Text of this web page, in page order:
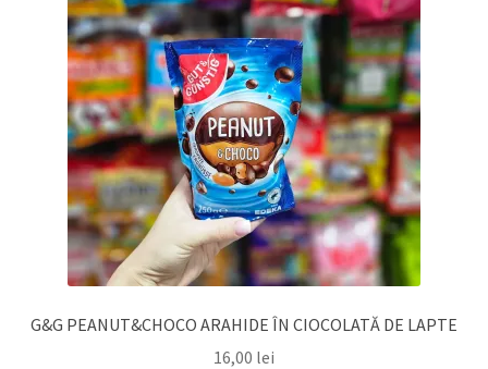
G&G PEANUT&CHOCO ARAHIDE ÎN CIOCOLATĂ DE LAPTE
16,00 lei